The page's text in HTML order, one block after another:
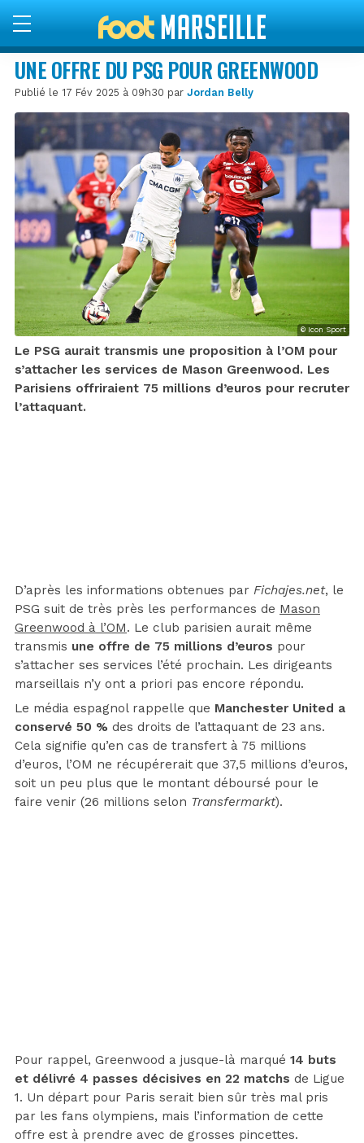
UNE OFFRE DU PSG POUR GREENWOOD
Publié le 17 Fév 2025 à 09h30 par Jordan Belly
© Icon Sport
Le PSG aurait transmis une proposition à l’OM pour
s’attacher les services de Mason Greenwood. Les
Parisiens offriraient 75 millions d’euros pour recruter
l’attaquant.
D’après les informations obtenues par Fichajes.net, le
PSG suit de très près les performances de Mason
Greenwood à l’OM. Le club parisien aurait même
transmis une offre de 75 millions d’euros pour
s’attacher ses services l’été prochain. Les dirigeants
marseillais n’y ont a priori pas encore répondu.
Le média espagnol rappelle que Manchester United a
conservé 50 % des droits de l’attaquant de 23 ans.
Cela signifie qu’en cas de transfert à 75 millions
d’euros, l’OM ne récupérerait que 37,5 millions d’euros,
soit un peu plus que le montant déboursé pour le
faire venir (26 millions selon Transfermarkt).
Pour rappel, Greenwood a jusque-là marqué 14 buts
et délivré 4 passes décisives en 22 matchs de Ligue
1. Un départ pour Paris serait bien sûr très mal pris
par les fans olympiens, mais l’information de cette
offre est à prendre avec de grosses pincettes.